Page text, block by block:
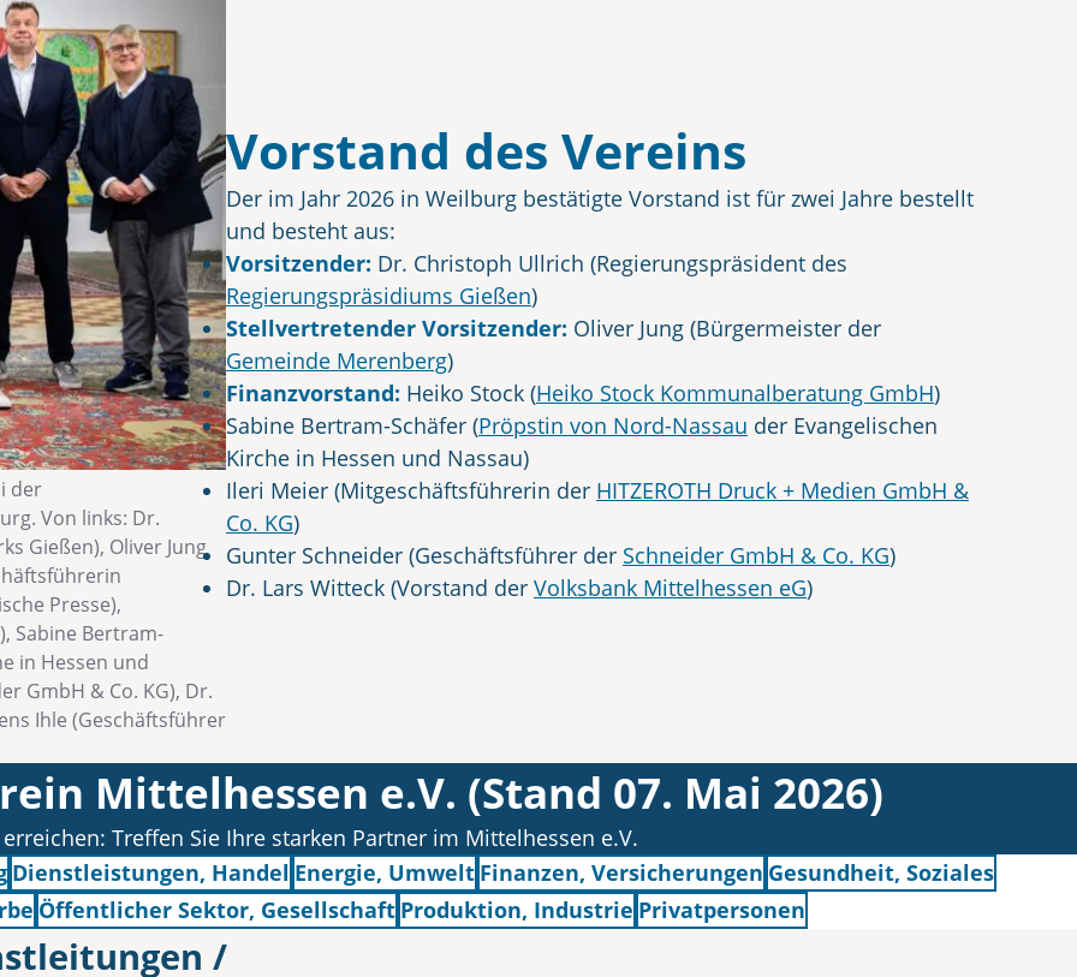
der
Von links: Dr.
Gießen), Oliver Jung
Presse),
Sabine Bertram-
in Hessen und
GmbH & Co. KG), Dr.
Ihle (Geschäftsführer
Vorstand des Vereins
Der im Jahr 2026 in Weilburg bestätigte Vorstand ist für zwei Jahre bestellt
und besteht aus:
Vorsitzender: Dr. Christoph Ullrich (Regierungspräsident des
Regierungspräsidiums Gießen)
Stellvertretender Vorsitzender: Oliver Jung (Bürgermeister der
Gemeinde Merenberg)
Finanzvorstand: Heiko Stock (Heiko Stock Kommunalberatung GmbH)
Sabine Bertram-Schäfer (Pröpstin von Nord-Nassau der Evangelischen
Kirche in Hessen und Nassau)
Ileri Meier (Mitgeschäftsführerin der HITZEROTH Druck + Medien GmbH &
Co. KG)
Gunter Schneider (Geschäftsführer der Schneider GmbH & Co. KG)
Dr. Lars Witteck (Vorstand der Volksbank Mittelhessen eG)
Mittelhessen e.V. (Stand 07. Mai 2026)
Treffen Sie Ihre starken Partner im Mittelhessen e.V.
Dienstleistungen, Handel Energie, Umwelt Finanzen, Versicherungen Gesundheit, Soziales
Öffentlicher Sektor, Gesellschaft Produktion, Industrie Privatpersonen
/